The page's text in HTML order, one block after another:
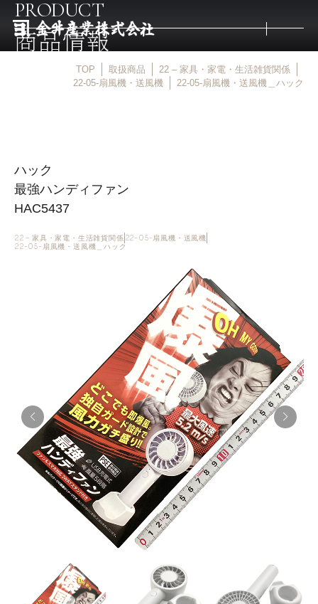
取扱メーカー
金井産業の強み
お問い合わせはこちら
PRODUCT
商品情報
TOP 取扱商品
22 – 家具・家電・生活雑貨関係
22-05-扇風機・送風機
22-05-扇風機・送風機＿ハック
ハック
最強ハンディファン
HAC5437
22 – 家具・家電・生活雑貨関係 22-05-扇風機・送風機
22-05-扇風機・送風機＿ハック